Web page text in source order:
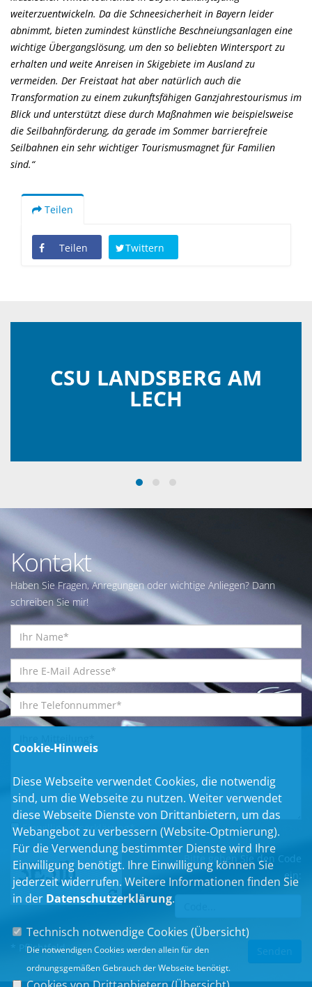
weiterzuentwickeln. Da die Schneesicherheit in Bayern leider
abnimmt, bieten zumindest künstliche Beschneiungsanlagen eine
wichtige Übergangslösung, um den so beliebten Wintersport zu
erhalten und weite Anreisen in Skigebiete im Ausland zu
vermeiden. Der Freistaat hat aber natürlich auch die
Transformation zu einem zukunftsfähigen Ganzjahrestourismus im
Blick und unterstützt diese durch Maßnahmen wie beispielsweise
die Seilbahnförderung, da gerade im Sommer barrierefreie
Seilbahnen ein sehr wichtiger Tourismusmagnet für Familien
sind.“
Teilen
Teilen Twittern
CSU LANDSBERG AM
LECH
Kontakt
Haben Sie Fragen, Anregungen oder wichtige Anliegen? Dann
schreiben Sie mir!
Einwilligungserklärung*
Bitte geben Sie den Code
ein:
* Pflichtfeld
Cookie-Hinweis
Diese Webseite verwendet Cookies, die notwendig
sind, um die Webseite zu nutzen. Weiter verwendet
diese Webseite Dienste von Drittanbietern, um das
Webangebot zu verbessern (Website-Optmierung).
Für die Verwendung bestimmter Dienste wird Ihre
Einwilligung benötigt. Ihre Einwilligung können Sie
jederzeit widerrufen. Weitere Informationen finden Sie
in der Datenschutzerklärung.
Technisch notwendige Cookies (Übersicht)
Die notwendigen Cookies werden allein für den
ordnungsgemäßen Gebrauch der Webseite benötigt.